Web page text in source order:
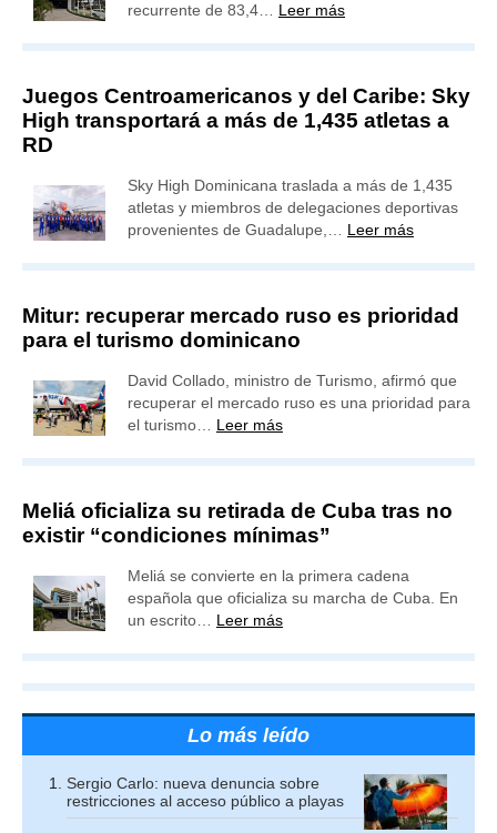
recurrente de 83,4… Leer más
Juegos Centroamericanos y del Caribe: Sky
High transportará a más de 1,435 atletas a
RD
Sky High Dominicana traslada a más de 1,435
atletas y miembros de delegaciones deportivas
provenientes de Guadalupe,… Leer más
Mitur: recuperar mercado ruso es prioridad
para el turismo dominicano
David Collado, ministro de Turismo, afirmó que
recuperar el mercado ruso es una prioridad para
el turismo… Leer más
Meliá oficializa su retirada de Cuba tras no
existir “condiciones mínimas”
Meliá se convierte en la primera cadena
española que oficializa su marcha de Cuba. En
un escrito… Leer más
Lo más leído
Sergio Carlo: nueva denuncia sobre
restricciones al acceso público a playas